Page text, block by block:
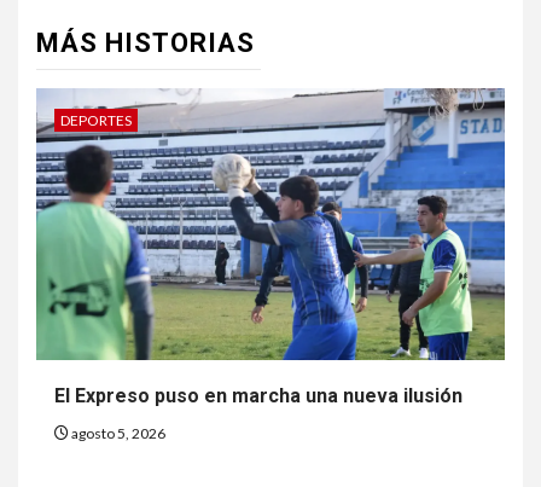
MÁS HISTORIAS
DEPORTES
El Expreso puso en marcha una nueva ilusión
agosto 5, 2026